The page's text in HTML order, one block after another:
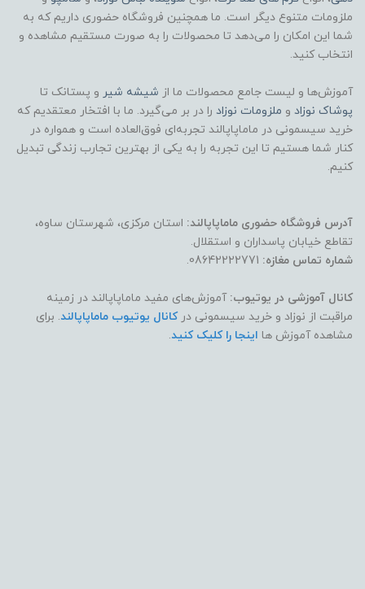
ملزومات متنوع دیگر است. ما همچنین فروشگاه حضوری داریم که به
شما این امکان را می‌دهد تا محصولات را به صورت مستقیم مشاهده و
انتخاب کنید.
آموزش‌ها و لیست جامع محصولات ما از شیشه شیر و پستانک تا
پوشاک نوزاد و ملزومات نوزاد را در بر می‌گیرد. ما با افتخار معتقدیم که
خرید سیسمونی در ماماپاپالند تجربه‌ای فوق‌العاده است و همواره در
کنار شما هستیم تا این تجربه را به یکی از بهترین تجارب زندگی تبدیل
کنیم.
آدرس فروشگاه حضوری ماماپاپالند: استان مرکزی، شهرستان ساوه،
تقاطع خیابان پاسداران و استقلال.
شماره تماس مغازه:
کانال آموزشی در یوتیوب: آموزش‌های مفید ماماپاپالند در زمینه
مراقبت از نوزاد و خرید سیسمونی درکانال یوتیوب ماماپاپالند. برای
مشاهده آموزش ها اینجا را کلیک کنید.